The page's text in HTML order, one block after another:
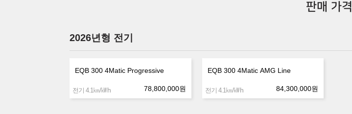
판매 가격
2026년형 전기
EQB 300 4Matic Progressive
전기 4.1㎞/㎾h 78,800,000원
EQB 300 4Matic AMG Line
전기 4.1㎞/㎾h 84,300,000원